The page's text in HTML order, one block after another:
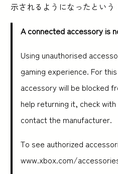
示されるようになったという
A connected accessory is
Using unauthorised
gaming experience. For
accessory will be blocked
help returning it, check
contact the manufacturer.
To see authorized
www.xbox.com/